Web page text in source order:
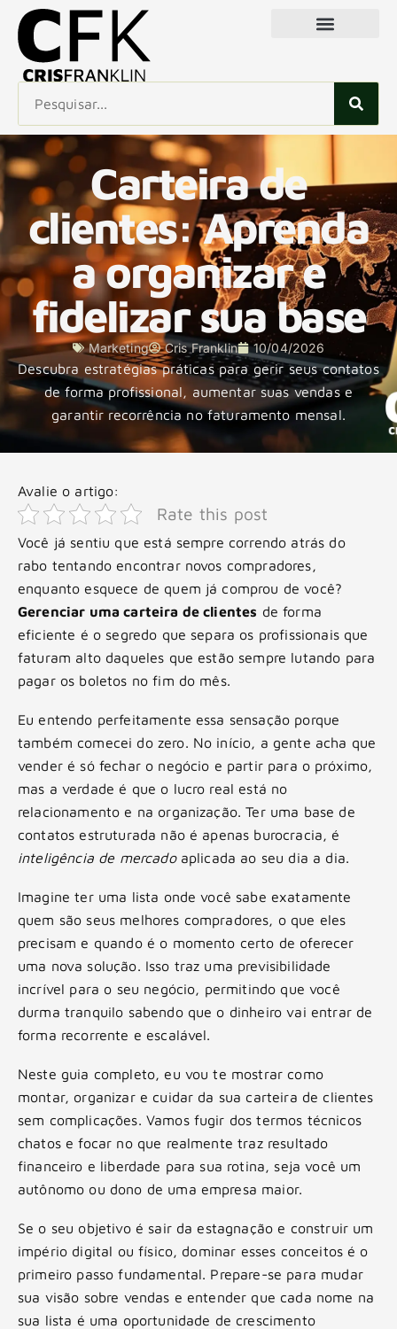
Carteira de
clientes: Aprenda
a organizar e
fidelizar sua base
Marketing Cris Franklin 10/04/2026
Descubra estratégias práticas para gerir seus contatos
de forma profissional, aumentar suas vendas e
garantir recorrência no faturamento mensal.
Avalie o artigo:
Rate this post
Você já sentiu que está sempre correndo atrás do
rabo tentando encontrar novos compradores,
enquanto esquece de quem já comprou de você?
Gerenciar uma carteira de clientes de forma
eficiente é o segredo que separa os profissionais que
faturam alto daqueles que estão sempre lutando para
pagar os boletos no fim do mês.
Eu entendo perfeitamente essa sensação porque
também comecei do zero. No início, a gente acha que
vender é só fechar o negócio e partir para o próximo,
mas a verdade é que o lucro real está no
relacionamento e na organização. Ter uma base de
contatos estruturada não é apenas burocracia, é
inteligência de mercadoaplicada ao seu dia a dia.
Imagine ter uma lista onde você sabe exatamente
quem são seus melhores compradores, o que eles
precisam e quando é o momento certo de oferecer
uma nova solução. Isso traz uma previsibilidade
incrível para o seu negócio, permitindo que você
durma tranquilo sabendo que o dinheiro vai entrar de
forma recorrente e escalável.
Neste guia completo, eu vou te mostrar como
montar, organizar e cuidar da sua carteira de clientes
sem complicações. Vamos fugir dos termos técnicos
chatos e focar no que realmente traz resultado
financeiro e liberdade para sua rotina, seja você um
autônomo ou dono de uma empresa maior.
Se o seu objetivo é sair da estagnação e construir um
império digital ou físico, dominar esses conceitos é o
primeiro passo fundamental. Prepare-se para mudar
sua visão sobre vendas e entender que cada nome na
sua lista é uma oportunidade de crescimento